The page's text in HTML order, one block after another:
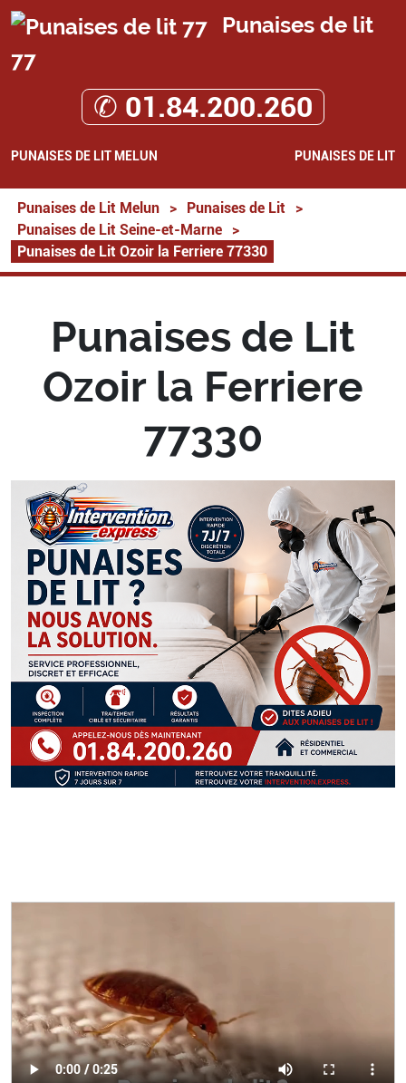
Punaises de lit
77
✆ 01.84.200.260
PUNAISES DE LIT MELUN PUNAISES DE LIT
Punaises de Lit Melun > Punaises de Lit
>
Punaises de Lit Seine-et-Marne
>
Punaises de Lit Ozoir la Ferriere 77330
Punaises de Lit
Ozoir la Ferriere
77330